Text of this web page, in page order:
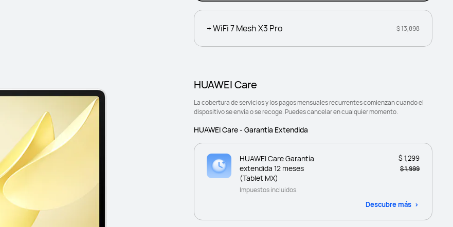
+ WiFi 7 Mesh X3 Pro $ 13,898
HUAWEI Care
La cobertura de servicios y los pagos mensuales recurrentes comienzan cuando el
dispositivo se envía o se recoge. Puedes cancelar en cualquier momento.
HUAWEI Care - Garantía Extendida
HUAWEI Care Garantía
extendida 12 meses
(Tablet MX)
$ 1,299
$ 1,999
Impuestos incluidos.
Descubre más